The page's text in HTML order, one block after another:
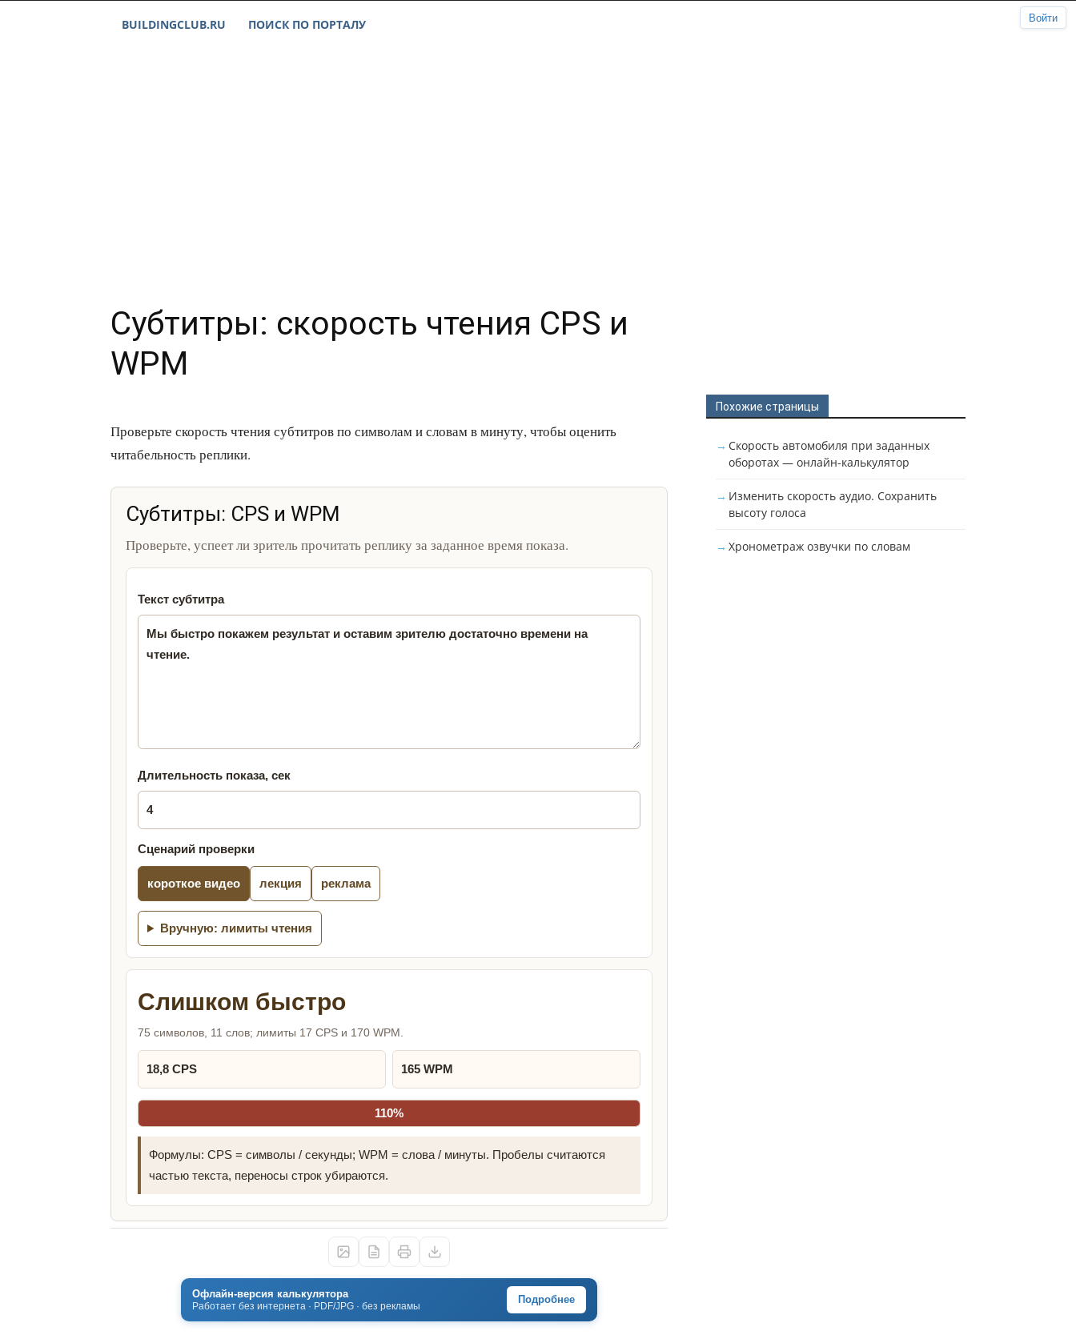
BUILDINGCLUB.RU ПОИСК ПО ПОРТАЛУ
Субтитры: скорость чтения CPS и
WPM
Проверьте скорость чтения субтитров по символам и словам в минуту, чтобы оценить
читабельность реплики.
Субтитры: CPS и WPM
Проверьте, успеет ли зритель прочитать реплику за заданное время показа.
Текст субтитра
Длительность показа, сек
Сценарий проверки
короткое видео лекция реклама
Вручную: лимиты чтения
Слишком быстро
75 символов, 11 слов; лимиты 17 CPS и 170 WPM.
18,8 CPS 165 WPM
110%
Формулы: CPS = символы / секунды; WPM = слова / минуты. Пробелы считаются
частью текста, переносы строк убираются.
Офлайн-версия калькулятора
Работает без интернета · PDF/JPG · без рекламы
Подробнее
Похожие страницы
Скорость автомобиля при заданных
оборотах — онлайн-калькулятор
Изменить скорость аудио. Сохранить
высоту голоса
Хронометраж озвучки по словам
Войти